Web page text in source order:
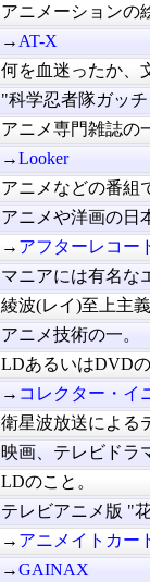
アニメーションの
→ AT-X
何を血迷ったか、
"科学忍者隊ガッ
アニメ専門雑誌の
→Looker
アニメなどの番組
アニメや洋画の日
→ アフターレコー
マニアには有名な
綾波(レイ)至上主義
アニメ技術の一。
LDあるいはDVD
→ コレクター・イ
衛星波放送による
映画、テレビドラ
LDのこと。
テレビアニメ版 "
→ アニメイトカー
→GAINAX